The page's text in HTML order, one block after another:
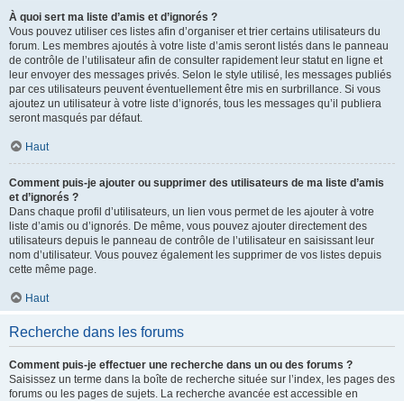
À quoi sert ma liste d’amis et d’ignorés ?
Vous pouvez utiliser ces listes afin d’organiser et trier certains utilisateurs du
forum. Les membres ajoutés à votre liste d’amis seront listés dans le panneau
de contrôle de l’utilisateur afin de consulter rapidement leur statut en ligne et
leur envoyer des messages privés. Selon le style utilisé, les messages publiés
par ces utilisateurs peuvent éventuellement être mis en surbrillance. Si vous
ajoutez un utilisateur à votre liste d’ignorés, tous les messages qu’il publiera
seront masqués par défaut.
Haut
Comment puis-je ajouter ou supprimer des utilisateurs de ma liste d’amis
et d’ignorés ?
Dans chaque profil d’utilisateurs, un lien vous permet de les ajouter à votre
liste d’amis ou d’ignorés. De même, vous pouvez ajouter directement des
utilisateurs depuis le panneau de contrôle de l’utilisateur en saisissant leur
nom d’utilisateur. Vous pouvez également les supprimer de vos listes depuis
cette même page.
Haut
Recherche dans les forums
Comment puis-je effectuer une recherche dans un ou des forums ?
Saisissez un terme dans la boîte de recherche située sur l’index, les pages des
forums ou les pages de sujets. La recherche avancée est accessible en